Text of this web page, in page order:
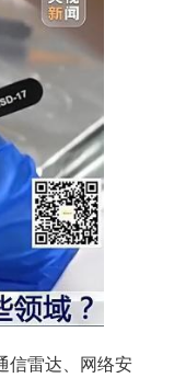
信雷达、网络安